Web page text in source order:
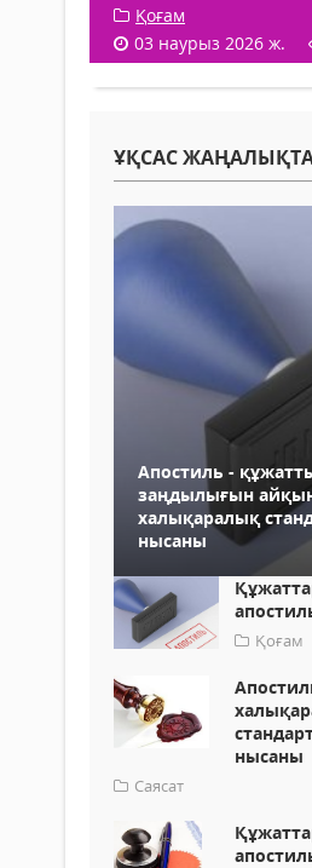
Қоғам
03 наурыз 2026 ж.
ҰҚСАС
Апостиль -
заңдылығын
халықаралық
нысаны
Қоғам
нысаны
Саясат